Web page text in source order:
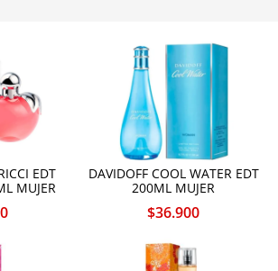
EDT
MUJER
DAVIDOFF COOL WATER EDT
200ML MUJER
$36.900